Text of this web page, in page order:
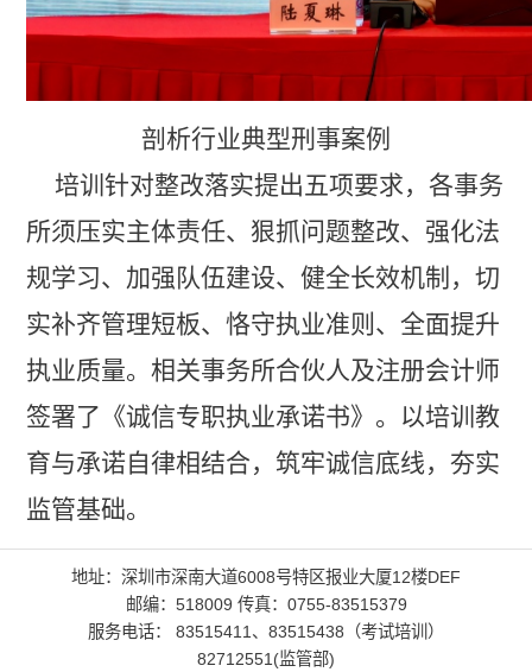
剖析行业典型刑事案例
培训 针对整改落实提出五项要求， 各事务
所须压实主体责任、狠抓问题整改、强化法
规学习、加强队伍建设、健全长效机制，切
实补齐管理短板、 恪守执业准则 、全面提升
执业质量。 相关事务所合伙人及注册会计师
签署了《诚信专职执业承诺书》。 以培训教
育与承诺自律相结合， 筑牢诚信底线，夯实
监管基础。
地址：深圳市深南大道6008号特区报业大厦12楼DEF
邮编：518009 传真：0755-83515379
服务电话： 83515411、83515438（考试培训）
82712551(监管部)